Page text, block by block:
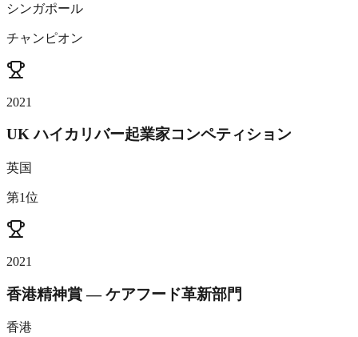
シンガポール
チャンピオン
2021
UK ハイカリバー起業家コンペティション
英国
第1位
2021
香港精神賞 — ケアフード革新部門
香港